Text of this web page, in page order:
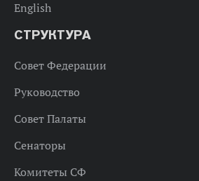
English
СТРУКТУРА
Совет Федерации
Руководство
Совет Палаты
Сенаторы
Комитеты СФ